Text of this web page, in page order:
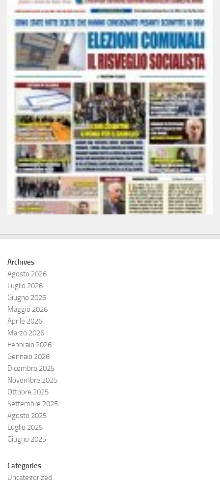
Archives
Agosto 2026
Luglio 2026
Giugno 2026
Maggio 2026
Aprile 2026
Marzo 2026
Febbraio 2026
Gennaio 2026
Dicembre 2025
Novembre 2025
Ottobre 2025
Settembre 2025
Agosto 2025
Luglio 2025
Giugno 2025
Categories
Uncategorized